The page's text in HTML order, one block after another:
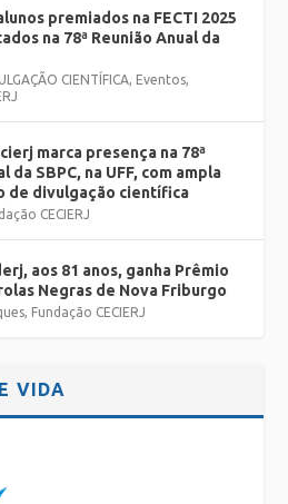
premiados na FECTI 2025
na 78ª Reunião Anual da
CIENTÍFICA, Eventos,
marca presença na 78ª
da SBPC, na UFF, com ampla
de divulgação científica
CECIERJ
aos 81 anos, ganha Prêmio
Negras de Nova Friburgo
, Fundação CECIERJ
VIDA